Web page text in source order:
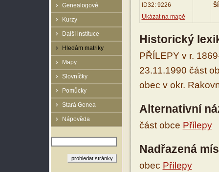
Genealogové
Kurzy
Další instituce
Hledám matriky
Mapy
Slovníčky
Pomůcky
Stará Genea
Nápověda
ID32: 9226
Ukázat na mapě
Historický
PŘÍLEPY v r.
23.11.1990 část
obec v okr.
Alternativní
část obce Přílepy
Nadřazená
obec Přílepy